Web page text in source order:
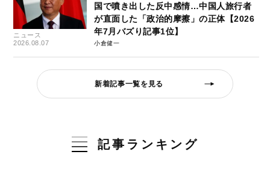
ニュース
2026.08.07
国で噴き出した反中感情…中国人旅行者
が直面した「政治的摩擦」の正体【2026
年7月バズり記事1位】
小倉健一
新着記事一覧を見る
記事ランキング